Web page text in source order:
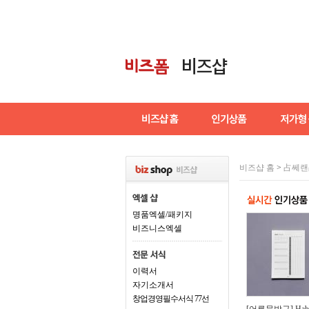
명품엑셀/패키지
비즈니스엑셀
이력서
자기소개서
창업경영필수서식 77선
비즈샵 홈 > 占쎄